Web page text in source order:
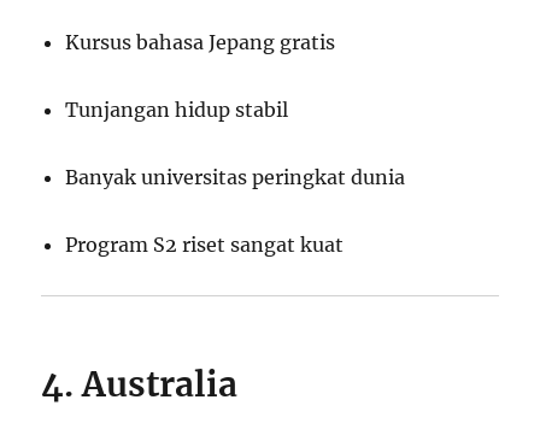
Kursus bahasa Jepang gratis
Tunjangan hidup stabil
Banyak universitas peringkat dunia
Program S2 riset sangat kuat
4. Australia